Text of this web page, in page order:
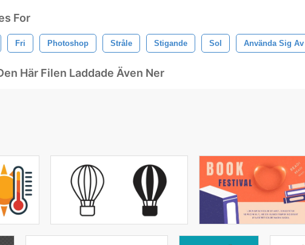
For
Fri Photoshop Stråle Stigande Sol Använda Sig Av
Här Filen Laddade Även Ner